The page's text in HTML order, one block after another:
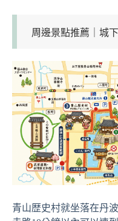
周邊景點推薦｜城
青山歴史村就坐落在丹